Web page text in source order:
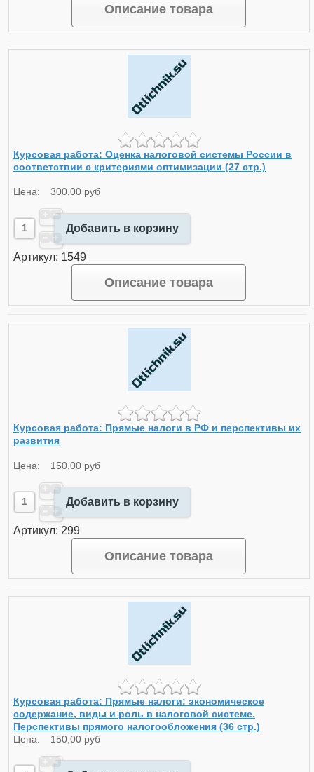
Описание товара
Курсовая работа: Оценка налоговой системы России в
соответствии с критериями оптимизации (27 стр.)
Цена: 300,00 руб
Добавить в корзину
Артикул: 1549
Описание товара
Курсовая работа: Прямые налоги в РФ и перспективы их
развития
Цена: 150,00 руб
Добавить в корзину
Артикул: 299
Описание товара
Курсовая работа: Прямые налоги: экономическое
содержание, виды и роль в налоговой системе.
Перспективы прямого налогообложения (36 стр.)
Цена: 150,00 руб